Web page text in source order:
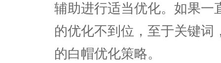
辅助进行适当优化。如果一
的优化不到位，至于关键
的白帽优化策略。